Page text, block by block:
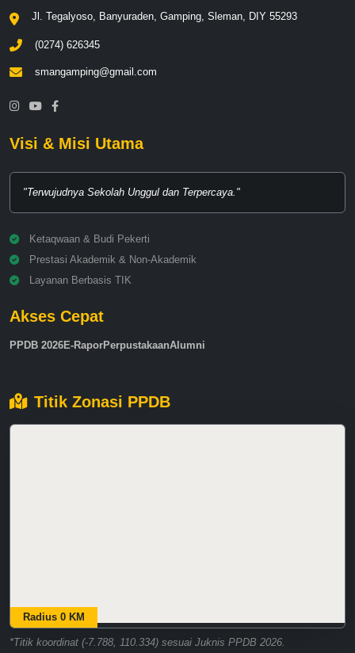
Jl. Tegalyoso, Banyuraden, Gamping, Sleman, DIY 55293
(0274) 626345
smangamping@gmail.com
Visi & Misi Utama
"Terwujudnya Sekolah Unggul dan Terpercaya."
Ketaqwaan & Budi Pekerti
Prestasi Akademik & Non-Akademik
Layanan Berbasis TIK
Akses Cepat
PPDB 2026E-RaporPerpustakaanAlumni
Titik Zonasi PPDB
Radius 0 KM
*Titik koordinat (-7.788, 110.334) sesuai Juknis PPDB 2026.